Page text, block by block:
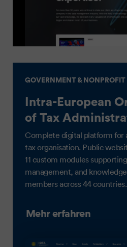
GOVERNMENT & NONPROFIT
Intra-European
of Tax
Complete digital platform for
tax organisation. Public
11 custom modules
management, and
members across 44 countries.
Mehr erfahren